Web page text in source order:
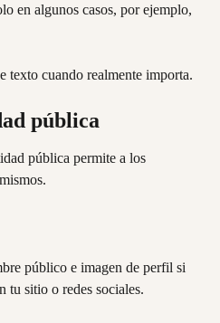
en algunos casos, por ejemplo,
texto cuando realmente importa.
pública
pública permite a los
público e imagen de perfil si
tu sitio o redes sociales.